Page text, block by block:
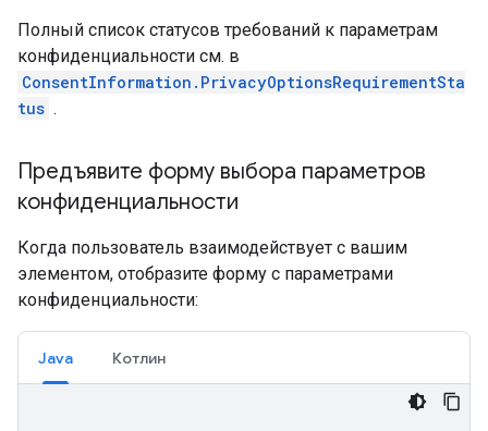
Полный список статусов требований к параметрам
конфиденциальности см. в
ConsentInformation.PrivacyOptionsRequirementSta
tus .
Предъявите форму выбора параметров
конфиденциальности
Когда пользователь взаимодействует с вашим
элементом, отобразите форму с параметрами
конфиденциальности:
Java Котлин